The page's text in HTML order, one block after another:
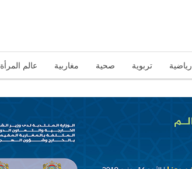
رياضية تربوية صحية مغاربية عالم المرأة